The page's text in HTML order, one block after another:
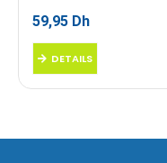
59,95 Dh
DETAILS